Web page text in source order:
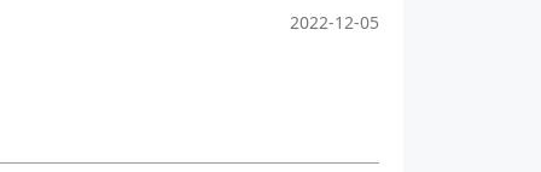
2022-12-05